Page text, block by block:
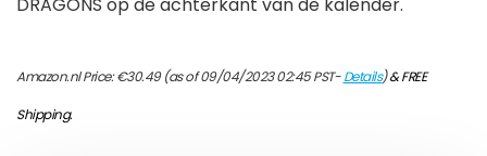
DRAGONS op de achterkant van de kalender.
Amazon.nl Price:€30.49(as of 09/04/2023 02:45 PST-Details)&FREE
Shipping.